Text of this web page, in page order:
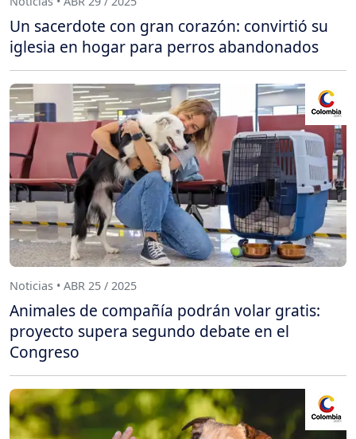
Un sacerdote con gran corazón: convirtió su
iglesia en hogar para perros abandonados
Noticias • ABR 25 / 2025
Animales de compañía podrán volar gratis:
proyecto supera segundo debate en el
Congreso